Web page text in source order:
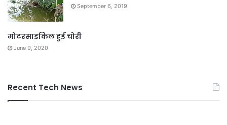
September 6, 2019
मोटरसाइकिल हुई चोरी
June 9, 2020
Recent Tech News